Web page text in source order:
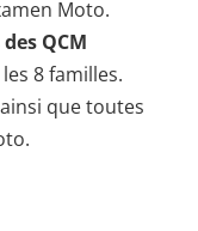
Moto.
QCM
8 familles.
que toutes